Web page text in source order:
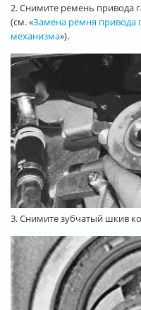
2. Снимите ремень привода
(см. «Замена ремня привода
механизма»).
3. Снимите зубчатый шкив